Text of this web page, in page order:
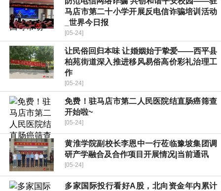
马店市第二十小学开展反电信诈骗培训活动
_世界今日报
[05-24]
​让民俗回归本味 让婚姻始于挚爱——西平县
柏苑街道深入推进移风易俗高价彩礼治理工
作
[05-24]
免费！驻马店市第二人民医院结直肠癌筛查
开始啦~
[05-24]
​黄淮学院副校长李恩中一行莅临豫坡集团调
研产学融合及合作项目开展情况|当前通讯
[05-24]
多家国际投行看好A股，北向资金年内累计